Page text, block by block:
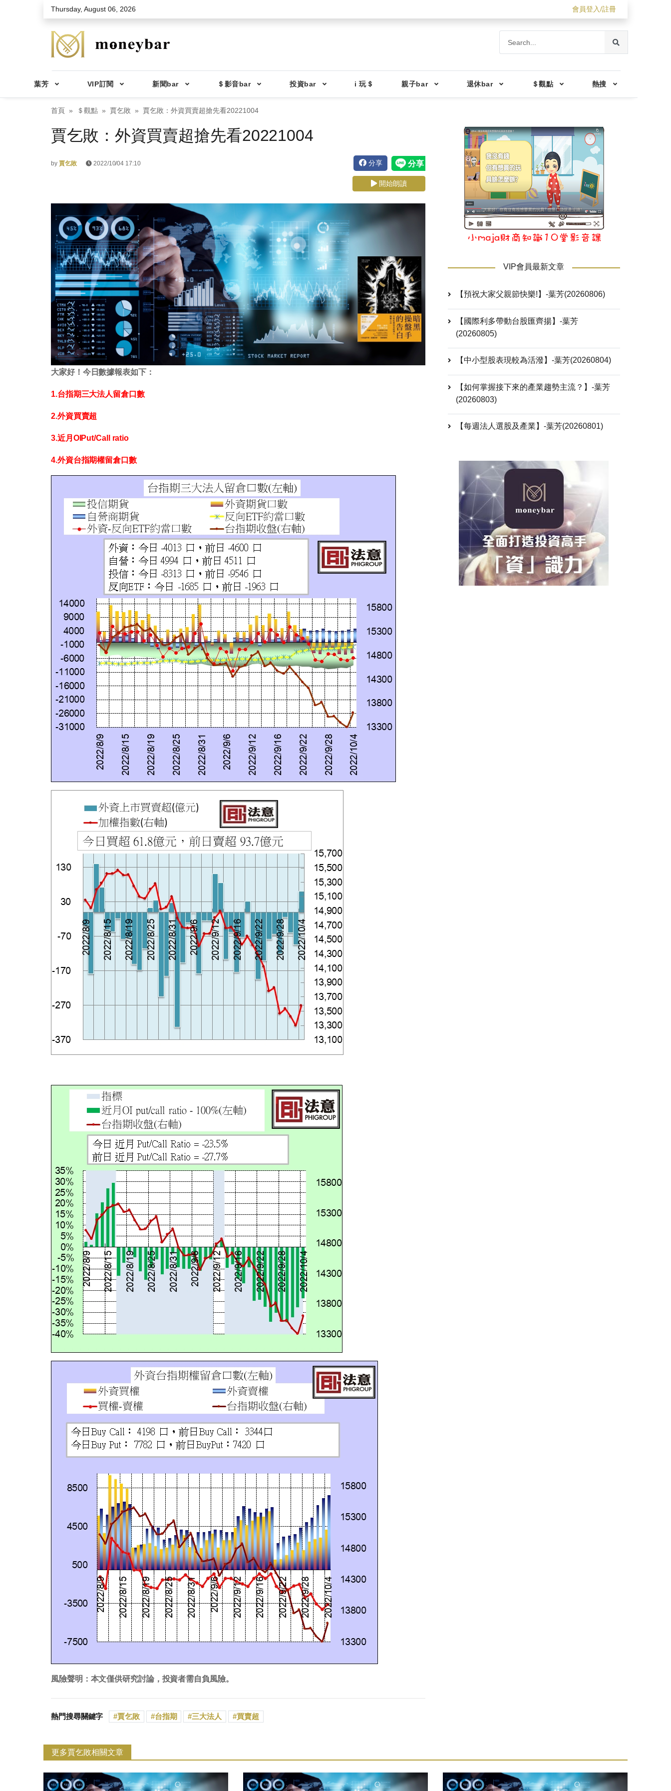
Skip to main contentThursday, August 06, 2026 會員登入/註冊
葉芳 VIP訂閱 新聞bar ＄影音bar 投資bar i 玩＄ 親子bar 退休bar ＄觀點 熱搜
首頁 ＄觀點 賈乞敗 賈乞敗：外資買賣超搶先看20221004
賈乞敗：外資買賣超搶先看20221004
by 賈乞敗 2022/10/04 17:10 分享
開始朗讀
大家好！今日數據報表如下：
1.台指期三大法人留倉口數
2.外資買賣超
3.近月OIPut/Call ratio
4.外資台指期權留倉口數
風險聲明：本文僅供研究討論，投資者需自負風險。
熱門搜尋關鍵字 賈乞敗 台指期 三大法人 買賣超
VIP會員最新文章
【預祝大家父親節快樂!】-葉芳(20260806)
【國際利多帶動台股匯齊揚】-葉芳
(20260805)
【中小型股表現較為活潑】-葉芳(20260804)
【如何掌握接下來的產業趨勢主流？】-葉芳
(20260803)
【每週法人選股及產業】-葉芳(20260801)
更多賈乞敗相關文章